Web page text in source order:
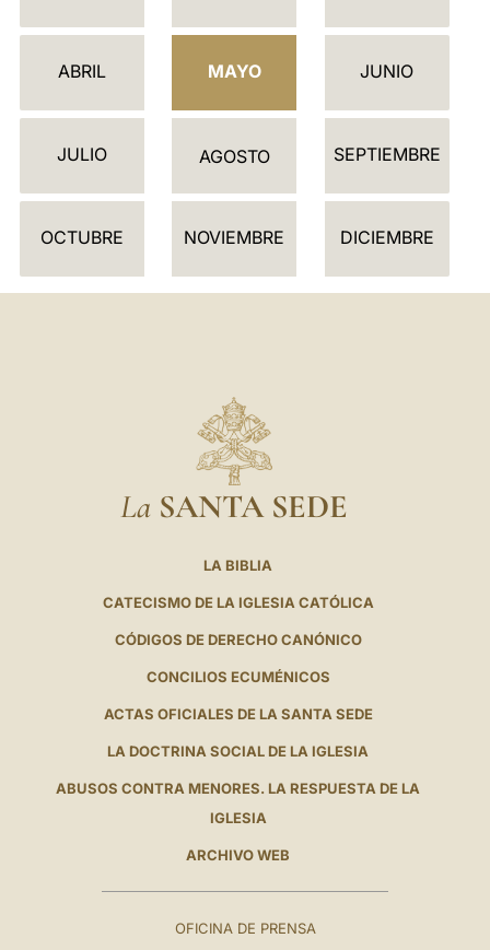
L
D
R
ABRIL MAYO JUNIO
JULIO AGOSTO SEPTIEMBRE
OCTUBRE NOVIEMBRE DICIEMBRE
La SANTA SEDE
LA BIBLIA
CATECISMO DE LA IGLESIA CATÓLICA
CÓDIGOS DE DERECHO CANÓNICO
CONCILIOS ECUMÉNICOS
ACTAS OFICIALES DE LA SANTA SEDE
LA DOCTRINA SOCIAL DE LA IGLESIA
ABUSOS CONTRA MENORES. LA RESPUESTA DE LA
IGLESIA
ARCHIVO WEB
OFICINA DE PRENSA